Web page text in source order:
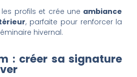
profils et crée une ambiance
, parfaite pour renforcer la
hivernal.
: créer sa signature